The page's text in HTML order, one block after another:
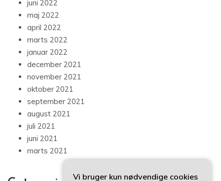
juni 2022
maj 2022
april 2022
marts 2022
januar 2022
december 2021
november 2021
oktober 2021
september 2021
august 2021
juli 2021
juni 2021
marts 2021
Vi bruger kun nødvendige cookies